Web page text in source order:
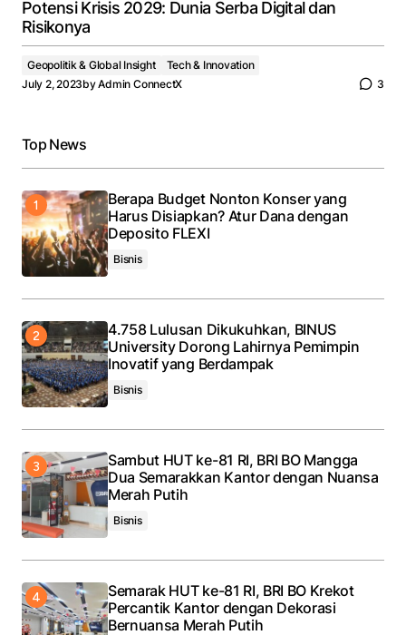
Potensi Krisis 2029: Dunia Serba Digital dan
Risikonya
Geopolitik & Global Insight
Tech & Innovation
July 2, 2023byAdmin ConnectX 3
Top News
Berapa Budget Nonton Konser yang
Harus Disiapkan? Atur Dana dengan
Deposito FLEXI
Bisnis
4.758 Lulusan Dikukuhkan, BINUS
University Dorong Lahirnya Pemimpin
Inovatif yang Berdampak
Bisnis
Sambut HUT ke-81 RI, BRI BO Mangga
Dua Semarakkan Kantor dengan Nuansa
Merah Putih
Bisnis
Semarak HUT ke-81 RI, BRI BO Krekot
Percantik Kantor dengan Dekorasi
Bernuansa Merah Putih